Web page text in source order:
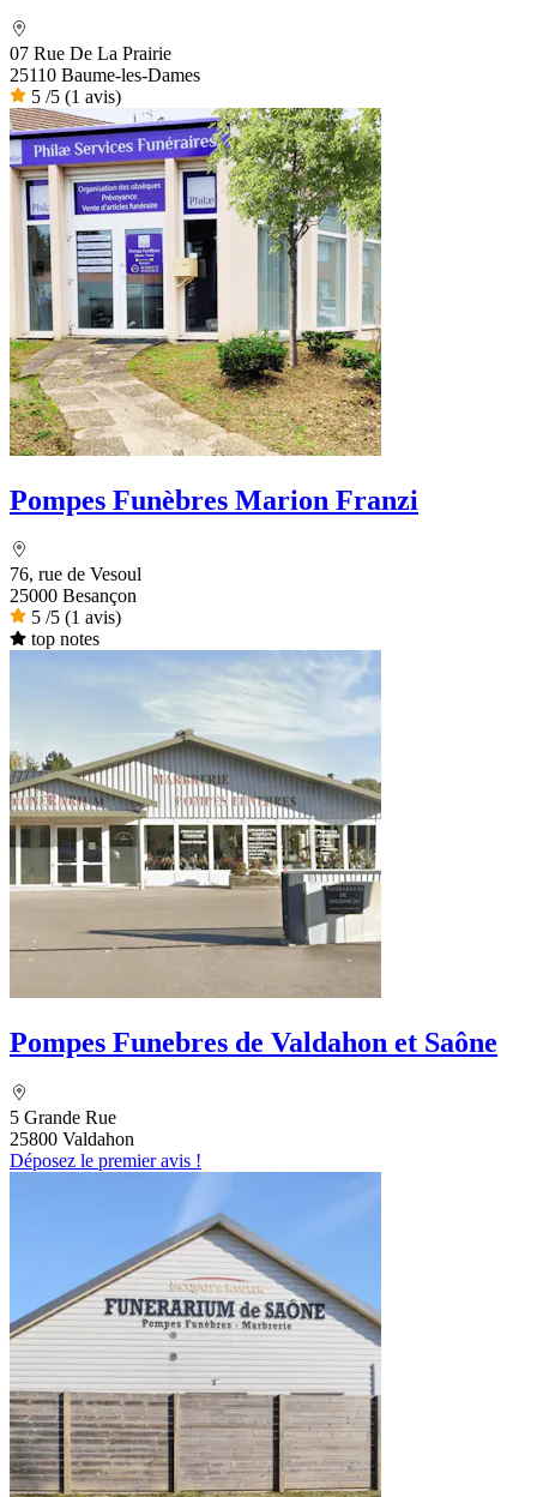
07 Rue De La Prairie
25110 Baume-les-Dames
5 /5 (1 avis)
Pompes Funèbres Marion Franzi
76, rue de Vesoul
25000 Besançon
5 /5 (1 avis)
top notes
Pompes Funebres de Valdahon et Saône
5 Grande Rue
25800 Valdahon
Déposez le premier avis !